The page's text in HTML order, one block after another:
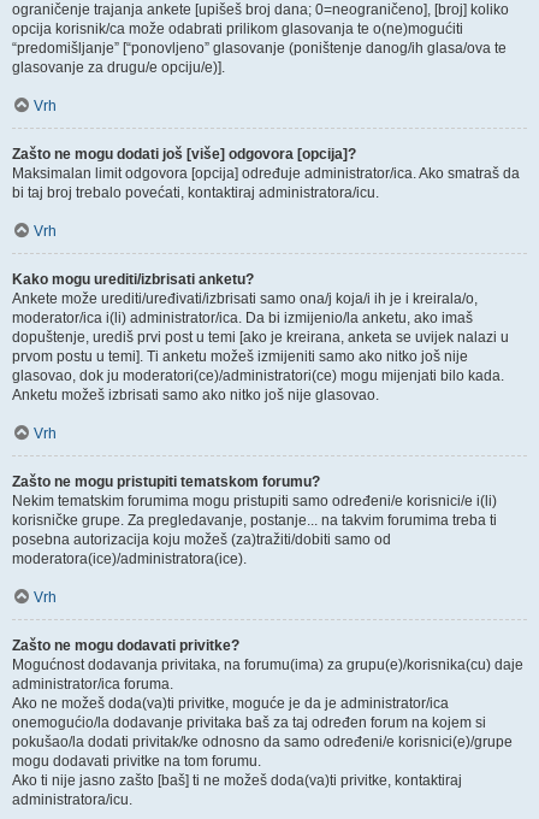
ograničenje trajanja ankete [upišeš broj dana; 0=neograničeno], [broj] koliko
opcija korisnik/ca može odabrati prilikom glasovanja te o(ne)mogućiti
“predomišljanje” [“ponovljeno” glasovanje (poništenje danog/ih glasa/ova te
glasovanje za drugu/e opciju/e)].
Vrh
Zašto ne mogu dodati još [više] odgovora [opcija]?
Maksimalan limit odgovora [opcija] određuje administrator/ica. Ako smatraš da
bi taj broj trebalo povećati, kontaktiraj administratora/icu.
Vrh
Kako mogu urediti/izbrisati anketu?
Ankete može urediti/uređivati/izbrisati samo ona/j koja/i ih je i kreirala/o,
moderator/ica i(li) administrator/ica. Da bi izmijenio/la anketu, ako imaš
dopuštenje, urediš prvi post u temi [ako je kreirana, anketa se uvijek nalazi u
prvom postu u temi]. Ti anketu možeš izmijeniti samo ako nitko još nije
glasovao, dok ju moderatori(ce)/administratori(ce) mogu mijenjati bilo kada.
Anketu možeš izbrisati samo ako nitko još nije glasovao.
Vrh
Zašto ne mogu pristupiti tematskom forumu?
Nekim tematskim forumima mogu pristupiti samo određeni/e korisnici/e i(li)
korisničke grupe. Za pregledavanje, postanje... na takvim forumima treba ti
posebna autorizacija koju možeš (za)tražiti/dobiti samo od
moderatora(ice)/administratora(ice).
Vrh
Zašto ne mogu dodavati privitke?
Mogućnost dodavanja privitaka, na forumu(ima) za grupu(e)/korisnika(cu) daje
administrator/ica foruma.
Ako ne možeš doda(va)ti privitke, moguće je da je administrator/ica
onemogućio/la dodavanje privitaka baš za taj određen forum na kojem si
pokušao/la dodati privitak/ke odnosno da samo određeni/e korisnici(e)/grupe
mogu dodavati privitke na tom forumu.
Ako ti nije jasno zašto [baš] ti ne možeš doda(va)ti privitke, kontaktiraj
administratora/icu.